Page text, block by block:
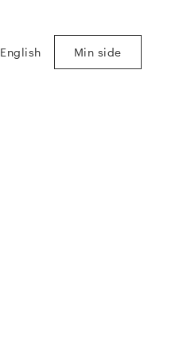
English Min side